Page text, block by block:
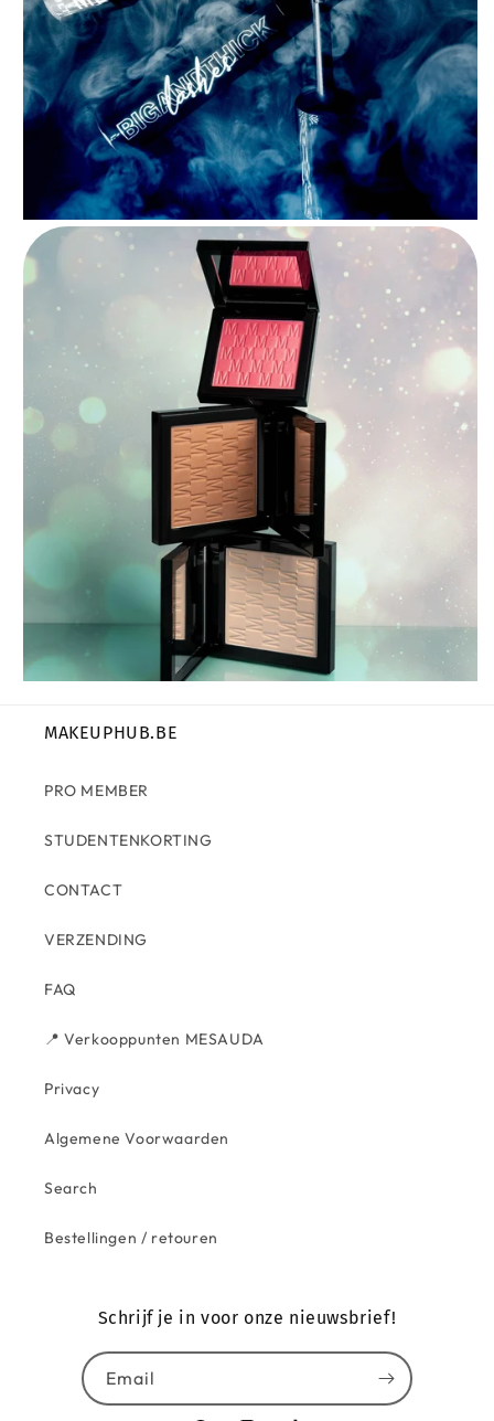
MAKEUPHUB.BE
PRO MEMBER
STUDENTENKORTING
CONTACT
VERZENDING
FAQ
📍 Verkooppunten MESAUDA
Privacy
Algemene Voorwaarden
Search
Bestellingen / retouren
Schrijf je in voor onze nieuwsbrief!
Email